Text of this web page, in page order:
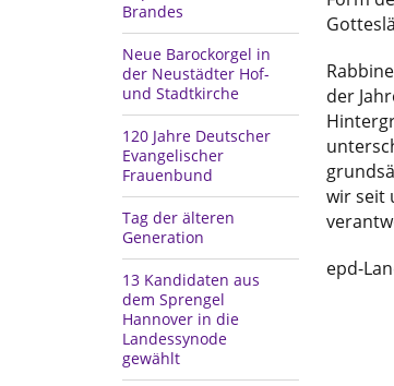
Brandes
Neue Barockorgel in
der Neustädter Hof-
und Stadtkirche
120 Jahre Deutscher
Evangelischer
Frauenbund
Tag der älteren
Generation
13 Kandidaten aus
dem Sprengel
Hannover in die
Landessynode
gewählt
der
wir seit
epd-